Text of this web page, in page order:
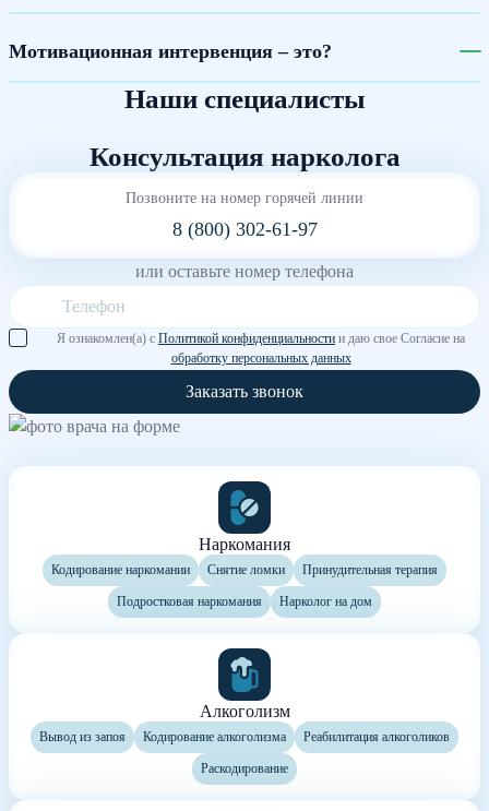
Мотивационная интервенция – это?
Наши специалисты
Консультация нарколога
Позвоните на номер горячей линии
8 (800) 302-61-97
или оставьте номер телефона
Я ознакомлен(а) с Политикой конфиденциальности и даю свое Согласие на
обработку персональных данных
Заказать звонок
Наркомания
Кодирование наркомании Снятие ломки Принудительная терапия
Подростковая наркомания Нарколог на дом
Алкоголизм
Вывод из запоя Кодирование алкоголизма Реабилитация алкоголиков
Раскодирование